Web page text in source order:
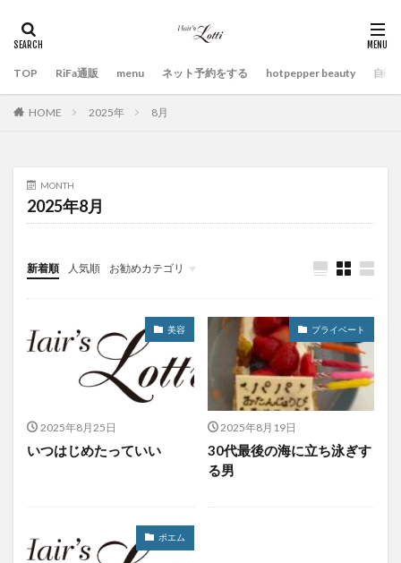
TOP RiFa通販 menu ネット予約をする hotpepper beauty 自己
HOME 2025年 8月
MONTH
2025年8月
新着順 人気順 お勧めカテゴリ
未分類
美容
2025年8月25日
いつはじめたっていい
プライベート
2025年8月19日
30代最後の海に立ち泳ぎす
る男
ポエム